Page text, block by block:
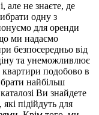
але не знаєте, де
одну з
для оренди
ми надаємо
безпосередньо від
та унеможливлює
подобово в
найбільш
Ви знайдете
підійдуть для